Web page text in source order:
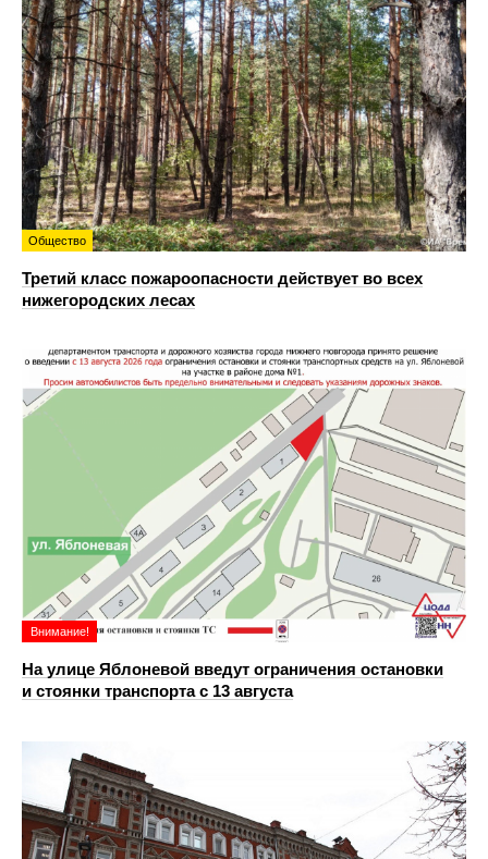
Общество
Третий класс пожароопасности действует во всех
нижегородских лесах
Внимание!
На улице Яблоневой введут ограничения остановки
и стоянки транспорта с 13 августа